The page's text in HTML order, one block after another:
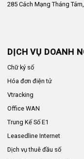
285 Cách Mạng Tháng
DỊCH VỤ DOANH
Chữ ký số
Hóa đơn điện tử
Vtracking
Office WAN
Trung Kế Số E1
Leasedline Internet
Dịch vụ thuê đầu số